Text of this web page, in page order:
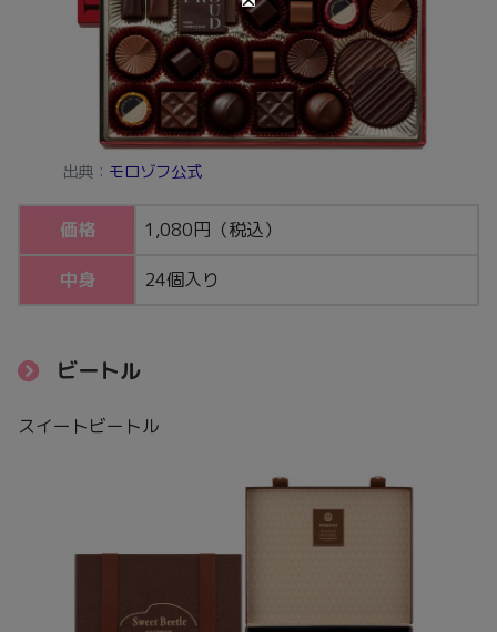
出典： モロゾフ公式
価格 1,080円（税込）
中身 24個入り
ビートル
スイートビートル